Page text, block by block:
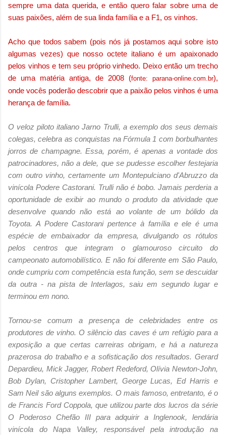
sempre uma data querida, e então quero falar sobre uma de
suas paixões, além de sua linda família e a F1, os vinhos.
Acho que todos sabem (pois nós já postamos aqui sobre isto
algumas vezes) que nosso octete italiano é um apaixonado
pelos vinhos e tem seu próprio vinhedo. Deixo então um trecho
de uma matéria antiga, de 2008 (fonte: parana-online.com.br),
onde vocês poderão descobrir que a paixão pelos vinhos é uma
herança de família.
O veloz piloto italiano Jarno Trulli, a exemplo dos seus demais
colegas, celebra as conquistas na Fórmula 1 com borbulhantes
jorros de champagne. Essa, porém, é apenas a vontade dos
patrocinadores, não a dele, que se pudesse escolher festejaria
com outro vinho, certamente um Montepulciano d'Abruzzo da
vinícola Podere Castorani. Trulli não é bobo. Jamais perderia a
oportunidade de exibir ao mundo o produto da atividade que
desenvolve quando não está ao volante de um bólido da
Toyota. A Podere Castorani pertence à família e ele é uma
espécie de embaixador da empresa, divulgando os rótulos
pelos centros que integram o glamouroso circuito do
campeonato automobilístico. E não foi diferente em São Paulo,
onde cumpriu com competência esta função, sem se descuidar
da outra - na pista de Interlagos, saiu em segundo lugar e
terminou em nono.
Tornou-se comum a presença de celebridades entre os
produtores de vinho. O silêncio das caves é um refúgio para a
exposição a que certas carreiras obrigam, e há a natureza
prazerosa do trabalho e a sofisticação dos resultados. Gerard
Depardieu, Mick Jagger, Robert Redeford, Olívia Newton-John,
Bob Dylan, Cristopher Lambert, George Lucas, Ed Harris e
Sam Neil são alguns exemplos. O mais famoso, entretanto, é o
de Francis Ford Coppola, que utilizou parte dos lucros da série
O Poderoso Chefão III para adquirir a Inglenook, lendária
vinícola do Napa Valley, responsável pela introdução na